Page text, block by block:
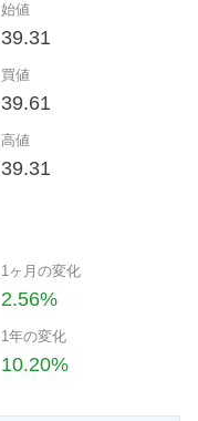
始値
39.31
買値
39.61
高値
39.31
1ヶ月の変化
2.56%
1年の変化
10.20%